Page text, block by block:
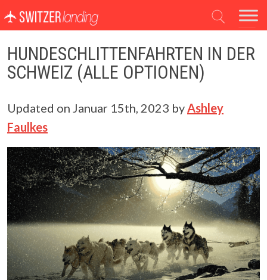
Hauptnavigation
HUNDESCHLITTENFAHRTEN IN DER
SCHWEIZ (ALLE OPTIONEN)
Updated on Januar 15th, 2023 byAshley
Faulkes